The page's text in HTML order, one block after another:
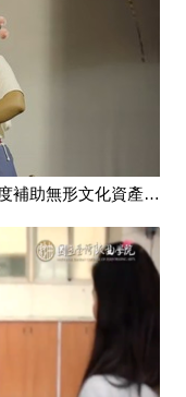
之〈車輪戰〉、《呂布與貂嬋》之〈小宴〉─曹復永藝師傳習計畫